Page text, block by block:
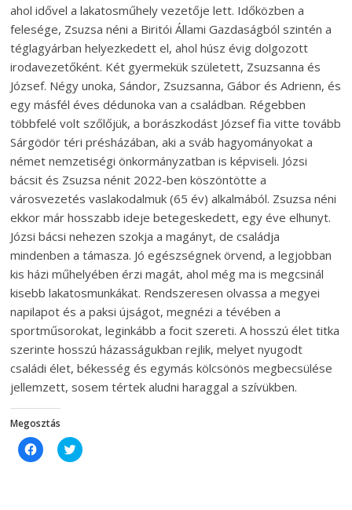
ahol idővel a lakatosműhely vezetője lett. Időközben a
felesége, Zsuzsa néni a Biritói Állami Gazdaságból szintén a
téglagyárban helyezkedett el, ahol húsz évig dolgozott
irodavezetőként. Két gyermekük született, Zsuzsanna és
József. Négy unoka, Sándor, Zsuzsanna, Gábor és Adrienn, és
egy másfél éves dédunoka van a családban. Régebben
többfelé volt szőlőjük, a borászkodást József fia vitte tovább
Sárgödör téri présházában, aki a sváb hagyományokat a
német nemzetiségi önkormányzatban is képviseli. Józsi
bácsit és Zsuzsa nénit 2022-ben köszöntötte a
városvezetés vaslakodalmuk (65 év) alkalmából. Zsuzsa néni
ekkor már hosszabb ideje betegeskedett, egy éve elhunyt.
Józsi bácsi nehezen szokja a magányt, de családja
mindenben a támasza. Jó egészségnek örvend, a legjobban
kis házi műhelyében érzi magát, ahol még ma is megcsinál
kisebb lakatosmunkákat. Rendszeresen olvassa a megyei
napilapot és a paksi újságot, megnézi a tévében a
sportműsorokat, leginkább a focit szereti. A hosszú élet titka
szerinte hosszú házasságukban rejlik, melyet nyugodt
családi élet, békesség és egymás kölcsönös megbecsülése
jellemzett, sosem tértek aludni haraggal a szívükben.
Megosztás
C
l
C
l